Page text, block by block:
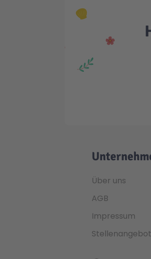
Über uns
AGB
Impressum